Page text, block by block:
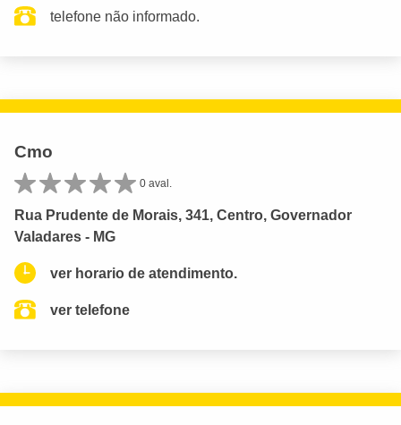
telefone não informado.
Cmo
0 aval.
Rua Prudente de Morais, 341, Centro, Governador
Valadares - MG
ver horario de atendimento.
ver telefone